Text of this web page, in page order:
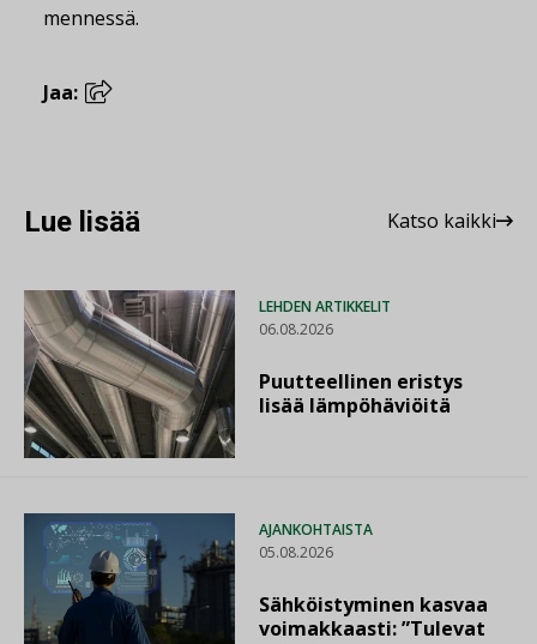
mennessä.
Jaa:
Lue lisää Katso kaikki
LEHDEN ARTIKKELIT
06.08.2026
Puutteellinen eristys
lisää lämpöhäviöitä
AJANKOHTAISTA
05.08.2026
Sähköistyminen kasvaa
voimakkaasti: ”Tulevat